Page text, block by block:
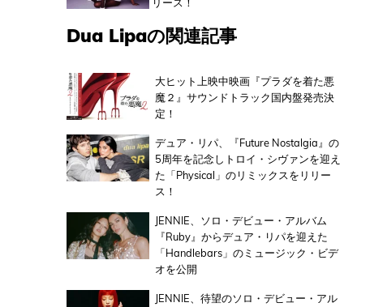
リース！
Dua Lipaの関連記事
大ヒット上映中映画『プラダを着た悪
魔２』サウンドトラック国内盤発売決
定！
デュア・リパ、『Future Nostalgia』の
5周年を記念しトロイ・シヴァンを迎え
た「Physical」のリミックスをリリー
ス！
JENNIE、ソロ・デビュー・アルバム
『Ruby』からデュア・リパを迎えた
「Handlebars」のミュージック・ビデ
オを公開
JENNIE、待望のソロ・デビュー・アル